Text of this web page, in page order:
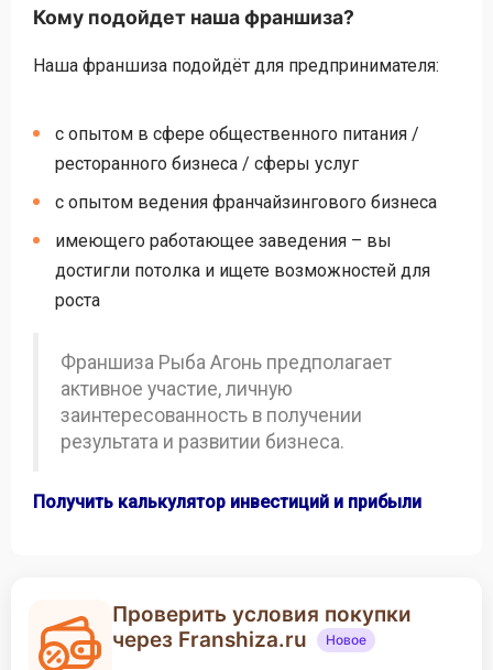
Кому подойдет наша франшиза?
Наша франшиза подойдёт для предпринимателя:
с опытом в сфере общественного питания /
ресторанного бизнеса / сферы услуг
с опытом ведения франчайзингового бизнеса
имеющего работающее заведения – вы
достигли потолка и ищете возможностей для
роста
Франшиза Рыба Агонь предполагает
активное участие, личную
заинтересованность в получении
результата и развитии бизнеса.
Получить калькулятор инвестиций и прибыли
Проверить условия покупки
через Franshiza.ru
Новое